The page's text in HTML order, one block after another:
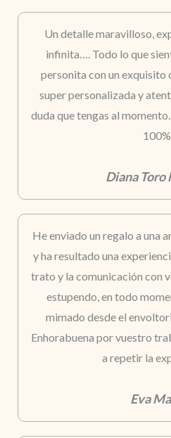
Un detalle maravilloso,
infinita…. Todo lo que
personita con un exquisito
super personalizada y
duda que tengas al
Diana Toro
He enviado un regalo a una
y ha resultado una
trato y la comunicación con
estupendo, en todo
mimado desde el
Enhorabuena por vuestro
a repetir la
Eva